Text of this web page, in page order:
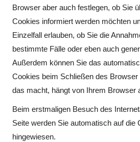
Browser aber auch festlegen, ob Sie
Cookies informiert werden möchten
Einzelfall erlauben, ob Sie die
bestimmte Fälle oder eben auch
Außerdem können Sie das
Cookies beim Schließen des
das macht, hängt von Ihrem Browser
Beim erstmaligen Besuch des
Seite werden Sie automatisch auf die
hingewiesen.